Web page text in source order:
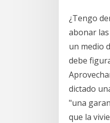
¿Tengo
abonar
un medio
debe
dictado
"una
que la